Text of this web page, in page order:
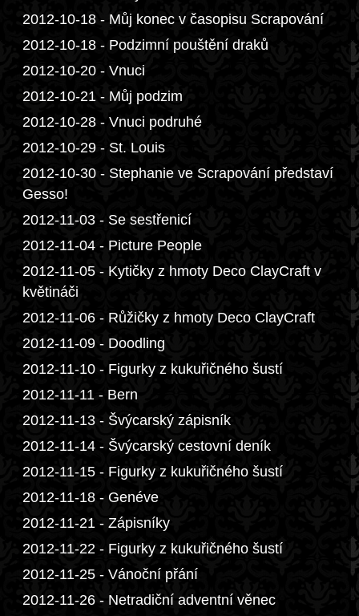
2012-10-18 - Můj konec v časopisu Scrapování
2012-10-18 - Podzimní pouštění draků
2012-10-20 - Vnuci
2012-10-21 - Můj podzim
2012-10-28 - Vnuci podruhé
2012-10-29 - St. Louis
2012-10-30 - Stephanie ve Scrapování představí
Gesso!
2012-11-03 - Se sestřenicí
2012-11-04 - Picture People
2012-11-05 - Kytičky z hmoty Deco ClayCraft v
květináči
2012-11-06 - Růžičky z hmoty Deco ClayCraft
2012-11-09 - Doodling
2012-11-10 - Figurky z kukuřičného šustí
2012-11-11 - Bern
2012-11-13 - Švýcarský zápisník
2012-11-14 - Švýcarský cestovní deník
2012-11-15 - Figurky z kukuřičného šustí
2012-11-18 - Genéve
2012-11-21 - Zápisníky
2012-11-22 - Figurky z kukuřičného šustí
2012-11-25 - Vánoční přání
2012-11-26 - Netradiční adventní věnec